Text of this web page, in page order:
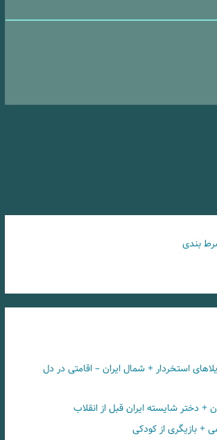
بندی
استخردار + شمال ایران – اقامتی در دل
+ دختر شایسته ایران قبل از انقلاب
+ بازیگری از کودکی